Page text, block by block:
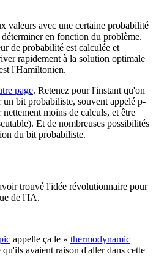
valeurs avec une certaine probabilité
en fonction du problème.
de probabilité est calculée et
rapidement à la solution optimale
l'Hamiltonien.
page. Retenez pour l'instant qu'on
un bit probabiliste, souvent appelé p-
moins de calculs, et être
Et de nombreuses possibilités
du bit probabiliste.
trouvé l'idée révolutionnaire pour
de l'IA.
appelle ça le « thermodynamic
avaient raison d'aller dans cette